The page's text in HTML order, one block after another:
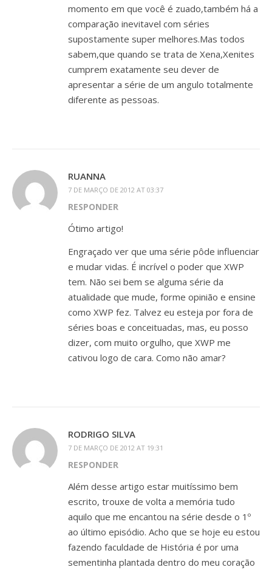
momento em que você é zuado,também há a
comparação inevitavel com séries
supostamente super melhores.Mas todos
sabem,que quando se trata de Xena,Xenites
cumprem exatamente seu dever de
apresentar a série de um angulo totalmente
diferente as pessoas.
RUANNA
7 DE MARÇO DE 2012 AT 03:37
RESPONDER
Ótimo artigo!
Engraçado ver que uma série pôde influenciar
e mudar vidas. É incrível o poder que XWP
tem. Não sei bem se alguma série da
atualidade que mude, forme opinião e ensine
como XWP fez. Talvez eu esteja por fora de
séries boas e conceituadas, mas, eu posso
dizer, com muito orgulho, que XWP me
cativou logo de cara. Como não amar?
RODRIGO SILVA
7 DE MARÇO DE 2012 AT 19:31
RESPONDER
Além desse artigo estar muitíssimo bem
escrito, trouxe de volta a memória tudo
aquilo que me encantou na série desde o 1º
ao último episódio. Acho que se hoje eu estou
fazendo faculdade de História é por uma
sementinha plantada dentro do meu coração